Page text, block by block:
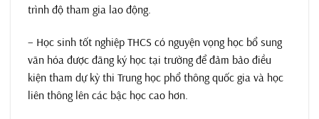
trình độ tham gia lao động.
– Học sinh tốt nghiệp THCS có nguyện vọng học bổ sung
văn hóa được đăng ký học tại trường để đảm bảo điều
kiện tham dự kỳ thi Trung học phổ thông quốc gia và học
liên thông lên các bậc học cao hơn.